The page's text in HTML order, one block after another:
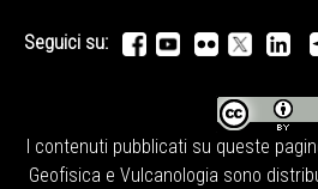
Seguici su:
I contenuti pubblicati su queste
Geofisica e Vulcanologia sono